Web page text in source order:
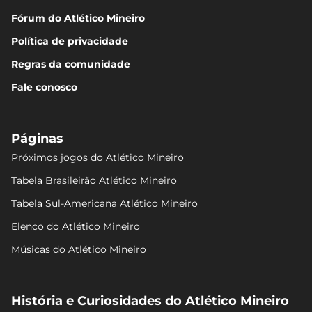
Fórum do Atlético Mineiro
Política de privacidade
Regras da comunidade
Fale conosco
Páginas
Próximos jogos do Atlético Mineiro
Tabela Brasileirão Atlético Mineiro
Tabela Sul-Americana Atlético Mineiro
Elenco do Atlético Mineiro
Músicas do Atlético Mineiro
História e Curiosidades do Atlético Mineiro